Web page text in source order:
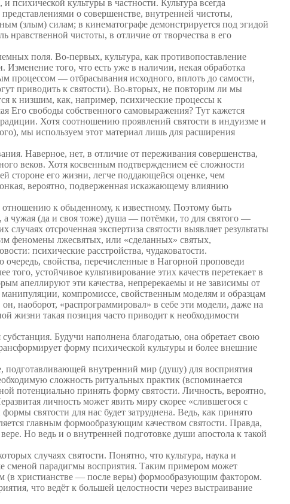
психической культуры в частности. Культура всегда
о совершенстве, внутренней чистоты,
(злым) силам; в кинематографе демонстрируется под эгидой
нравственной чистоты, в отличие от творчества в его
поля. Во-первых, культура, как противопоставление
того, что есть уже в наличии, некая обработка
процессом — отбрасывания исходного, вплоть до самости,
приводить к святости). Во-вторых, не повторим ли мы
к низшим, как, например, психические процессы к
свободы собственного самовыражения? Тут кажется
Хотя соотношению проявлений святости в индуизме и
мы используем этот материал лишь для расширения
Наверное, нет, в отличие от переживания совершенства,
веков. Хотя косвенным подтверждением её сложности
стороне его жизни, легче поддающейся оценке, чем
вероятно, подверженная искажающему влиянию
отношению к обыденному, к известному. Поэтому быть
чужая (да и своя тоже) душа — потёмки, то для святого —
отсроченная экспертиза святости выявляет результаты
феномены лжесвятых, или «сделанных» святых,
психические расстройства, чудаковатости.
очередь, свойства, перечисленные в Нагорной проповеди
устойчивое культивирование этих качеств перетекает в
апеллируют эти качества, непререкаемы и не зависимы от
компромиссе, свойственным моделям и образцам
наоборот, «распрограммировал» в себе эти модели, даже на
жизни такая позиция часто приводит к необходимости
Будучи наполнена благодатью, она обретает свою
форму психической культуры и более внешние
подготавливающей внутренний мир (душу) для восприятия
сложность ритуальных практик (вспоминается
потенциально принять форму святости. Личность, вероятно,
личность может явить миру скорее «слившегося с
святости для нас будет затруднена. Ведь, как принято
главным формообразующим качеством святости. Правда,
Но ведь и о внутренней подготовке души апостола к такой
случаях святости. Понятно, что культура, наука и
сменой парадигмы восприятия. Таким примером может
(в христианстве — после веры) формообразующим фактором.
что ведёт к большей целостности через выстраивание